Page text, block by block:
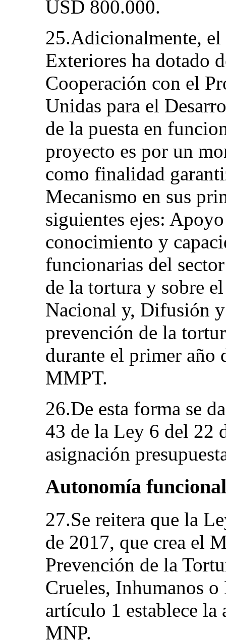
USD 800.000.
25.Adicionalmente,
Exteriores ha dotado
Cooperación con el
Unidas para el
de la puesta en
proyecto es por un
como finalidad
Mecanismo en sus
siguientes ejes:
conocimiento y
funcionarias del
de la tortura y sobre
Nacional y, Difusión
prevención de la
durante el primer año
MMPT.
26.De esta forma se
43 de la Ley 6 del 22
asignación
Autonomía funcional
27.Se reitera que la
de 2017, que crea el
Prevención de la
Crueles, Inhumanos
artículo 1 establece
MNP.